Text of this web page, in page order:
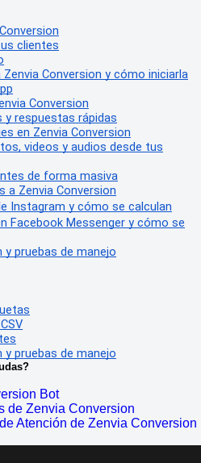
clientes
Conversion y cómo iniciarla
Conversion
respuestas rápidas
en Zenvia Conversion
videos y audios desde tus
de forma masiva
a Zenvia Conversion
Instagram y cómo se calculan
Facebook Messenger y cómo se
pruebas de manejo
pruebas de manejo
Bot
de Zenvia Conversion
Atención de Zenvia Conversion